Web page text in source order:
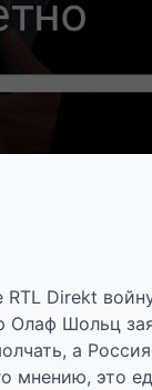
Но
не
Direkt
Олаф Шольц
а
мнению, это